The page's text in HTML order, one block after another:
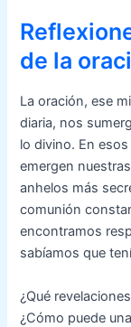
de la
La oración, ese
diaria, nos
lo divino. En
emergen
anhelos más
comunión
encontramos
sabíamos que
¿Qué
¿Cómo puede